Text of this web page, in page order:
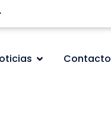
Contacto